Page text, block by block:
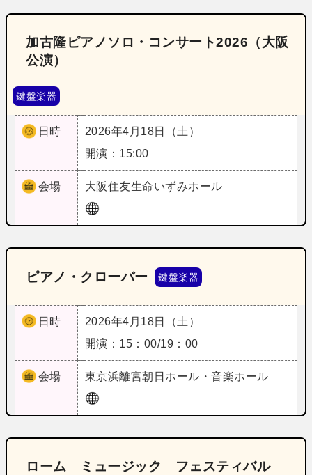
加古隆ピアノソロ・コンサート2026（大阪
公演）
鍵盤楽器
日時
2026年4月18日（土）
開演：15:00
会場 大阪住友生命いずみホール
ピアノ・クローバー 鍵盤楽器
日時
2026年4月18日（土）
開演：15：00/19：00
会場 東京浜離宮朝日ホール・音楽ホール
ローム ミュージック フェスティバル